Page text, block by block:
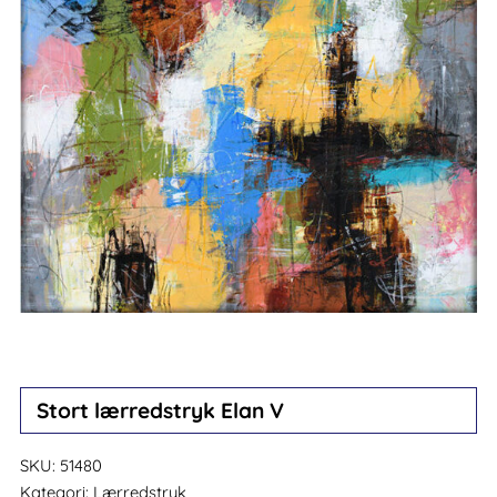
Stort lærredstryk Elan V
SKU: 51480
Kategori: Lærredstryk